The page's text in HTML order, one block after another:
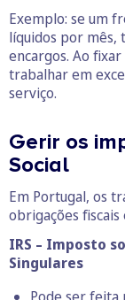
Exemplo: se um
líquidos por mês,
encargos. Ao
trabalhar em
serviço.
Gerir os
Social
Em Portugal, os
obrigações
IRS – Imposto
Singulares